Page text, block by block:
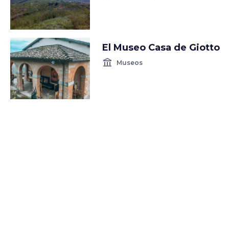
El Museo Casa de Giotto
account_balance Museos